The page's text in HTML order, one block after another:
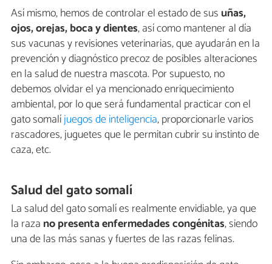
Así mismo, hemos de controlar el estado de sus uñas,
ojos, orejas, boca y dientes, así como mantener al día
sus vacunas y revisiones veterinarias, que ayudarán en la
prevención y diagnóstico precoz de posibles alteraciones
en la salud de nuestra mascota. Por supuesto, no
debemos olvidar el ya mencionado enriquecimiento
ambiental, por lo que será fundamental practicar con el
gato somalíjuegos de inteligencia, proporcionarle varios
rascadores, juguetes que le permitan cubrir su instinto de
caza, etc.
Salud del gato somalí
La salud del gato somalí es realmente envidiable, ya que
la raza no presenta enfermedades congénitas, siendo
una de las más sanas y fuertes de las razas felinas.